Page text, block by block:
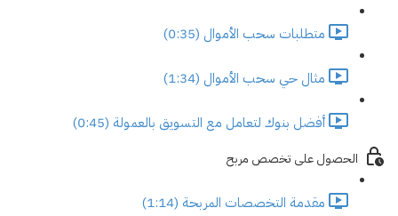
متطلبات سحب الأموال (0:35)
مثال حي سحب الأموال (1:34)
أفضل بنوك لتعامل مع التسويق بالعمولة (0:45)
الحصول على تخصص مربح
مقدمة التخصصات المربحة (1:14)